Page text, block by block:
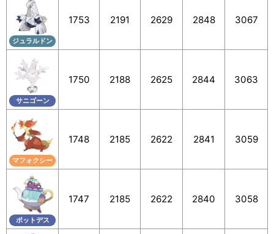
ジュラルドン
1753 2191 2629 2848 3067
サニゴーン
1750 2188 2625 2844 3063
マフォクシー
1748 2185 2622 2841 3059
ポットデス
1747 2185 2622 2840 3058